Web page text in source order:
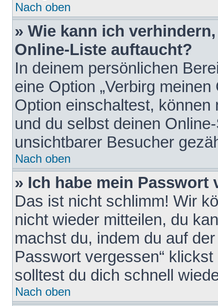
Nach oben
» Wie kann ich
Online-Liste auftaucht?
In deinem persönlichen
eine Option „Verbirg
Option einschaltest,
und du selbst deinen
unsichtbarer Besucher
Nach oben
» Ich habe mein Passwort
Das ist nicht schlimm! Wir
nicht wieder mitteilen, du
machst du, indem du auf
Passwort vergessen“
solltest du dich schnell
Nach oben